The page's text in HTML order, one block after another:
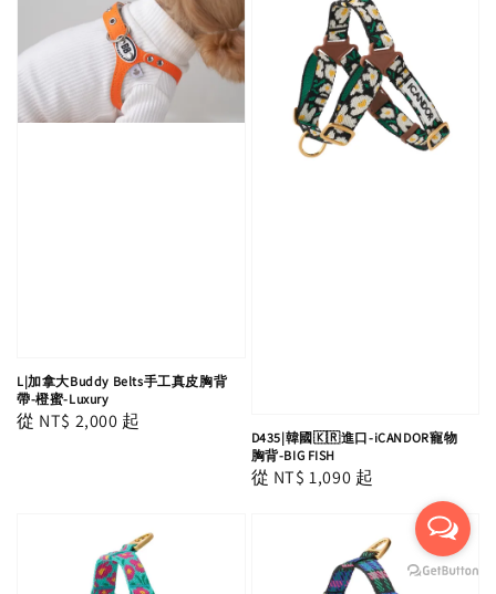
L|加拿大Buddy Belts手工真皮胸背
帶-橙蜜-Luxury
Regular
從 NT$ 2,000 起
D435|韓國🇰🇷進口-iCANDOR寵物
胸背-BIG FISH
Regular
從 NT$ 1,090 起